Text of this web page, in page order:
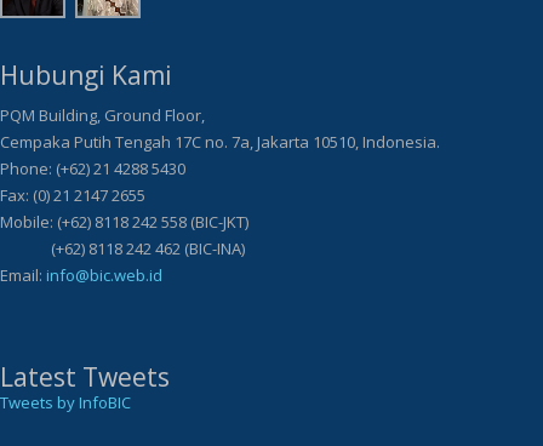
Hubungi Kami
PQM Building, Ground Floor,
Cempaka Putih Tengah 17C no. 7a, Jakarta 10510, Indonesia.
Phone: (+62) 21 4288 5430
Fax: (0) 21 2147 2655
Mobile: (+62) 8118 242 558 (BIC-JKT)
(+62) 8118 242 462 (BIC-INA)
Email: info@bic.web.id
Latest Tweets
Tweets by InfoBIC